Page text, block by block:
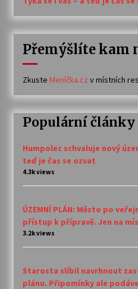
Přemýšlíte kam
Zkuste Meníčka.cz v místních
Populární články
Humpolec schvaluje nový
teď je čas se ozvat
4.3k views
ÚZEMNÍ PLÁN: Město po
přístup k přípravě. Jen na
3.2k views
Starosta slíbil navrhnout
plánu. Připomínky ale